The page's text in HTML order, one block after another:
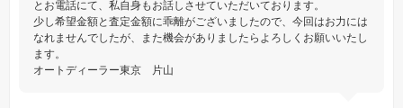
とお電話にて、私自身もお話しさせていただいております。
少し希望金額と査定金額に乖離がございましたので、今回はお力には
なれませんでしたが、また機会がありましたらよろしくお願いいたし
ます。
オートディーラー東京 片山